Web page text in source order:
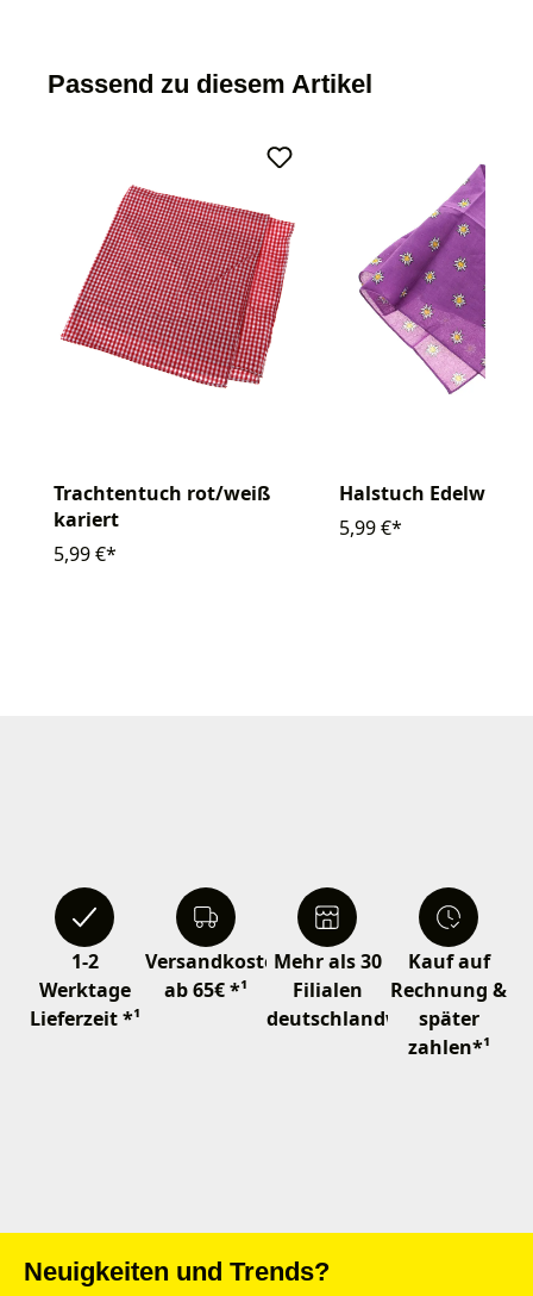
Passend zu diesem Artikel
Trachtentuch rot/weiß
kariert
5,99 €*
Halstuch Edelweiß
5,99 €*
1-2
Werktage
Lieferzeit *¹
Versandkostenfrei
ab 65€ *¹
Mehr als 30
Filialen
deutschlandweit
Kauf auf
Rechnung &
später
zahlen*¹
Neuigkeiten und Trends?